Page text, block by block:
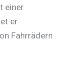
einer
er
Fahrrädern